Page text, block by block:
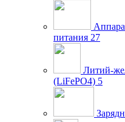
питания 27
Литий-
(LiFePO4) 5